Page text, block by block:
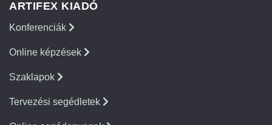
ARTIFEX KIADÓ
Konferenciák
Online képzések
Szaklapok
Tervezési segédletek